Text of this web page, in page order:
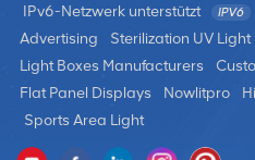
Konzerten, Musikfestivals und
großformatige Videowände
verwendet, die Bilder, Live-
Videos und Animationen
zu fesseln. 4. Outdoor-Events
IPv6-Netzwerk unterstützt
Advertising
Sterilization UV Light
Light Boxes Manufacturers
Flat Panel Displays
Nowlitpro
Sports Area Light